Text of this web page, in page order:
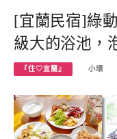
[宜蘭民宿]綠
級大的浴池，
『住♡宜蘭』 小環